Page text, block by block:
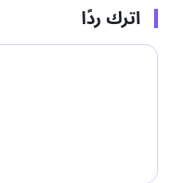
اترك ردًا